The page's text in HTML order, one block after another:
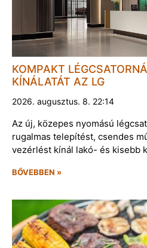
KOMPAKT
KÍNÁLATÁT AZ LG
2026. augusztus. 8. 22:14
Az új, közepes nyomású
rugalmas telepítést, csendes
vezérlést kínál lakó- és kisebb
BŐVEBBEN »